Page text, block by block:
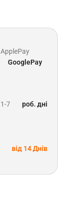
ApplePay
GooglePay
1-7 роб. дні
від 14 Днів